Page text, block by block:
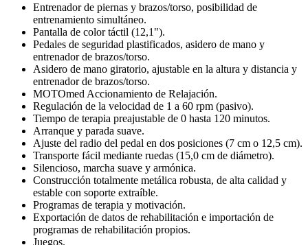
Entrenador de piernas y brazos/torso, posibilidad de
entrenamiento simultáneo.
Pantalla de color táctil (12,1").
Pedales de seguridad plastificados, asidero de mano y
entrenador de brazos/torso.
Asidero de mano giratorio, ajustable en la altura y distancia y
entrenador de brazos/torso.
MOTOmed Accionamiento de Relajación.
Regulación de la velocidad de 1 a 60 rpm (pasivo).
Tiempo de terapia preajustable de 0 hasta 120 minutos.
Arranque y parada suave.
Ajuste del radio del pedal en dos posiciones (7 cm o 12,5 cm).
Transporte fácil mediante ruedas (15,0 cm de diámetro).
Silencioso, marcha suave y armónica.
Construcción totalmente metálica robusta, de alta calidad y
estable con soporte extraíble.
Programas de terapia y motivación.
Exportación de datos de rehabilitación e importación de
programas de rehabilitación propios.
Juegos.